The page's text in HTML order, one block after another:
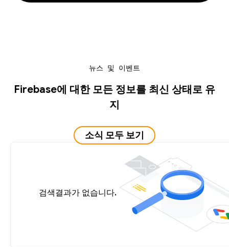
뉴스 및 이벤트
Firebase에 대한 모든 정보를 최신 상태로 유
지
소식 모두 보기
검색결과가 없습니다.